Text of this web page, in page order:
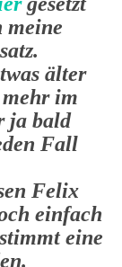
meine
älter
im
ja bald
Fall
Felix
einfach
eine